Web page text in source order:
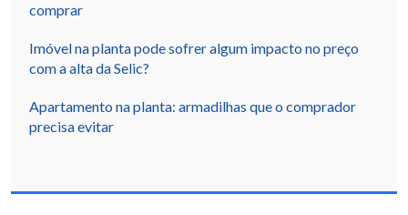
comprar
Imóvel na planta pode sofrer algum impacto no preço
com a alta da Selic?
Apartamento na planta: armadilhas que o comprador
precisa evitar